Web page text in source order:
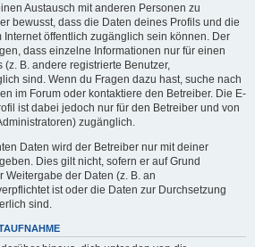
Austausch mit anderen Personen zu
bewusst, dass die Daten deines Profils und die
öffentlich zugänglich sein können. Der
dass einzelne Informationen nur für einen
B. andere registrierte Benutzer,
sind. Wenn du Fragen dazu hast, suche nach
im Forum oder kontaktiere den Betreiber. Die E-
ist dabei jedoch nur für den Betreiber und von
zugänglich.
Daten wird der Betreiber nur mit deiner
Dies gilt nicht, sofern er auf Grund
der Daten (z. B. an
ist oder die Daten zur Durchsetzung
sind.